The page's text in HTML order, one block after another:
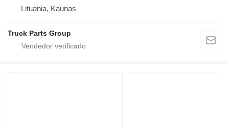
Lituania, Kaunas
Truck Parts Group